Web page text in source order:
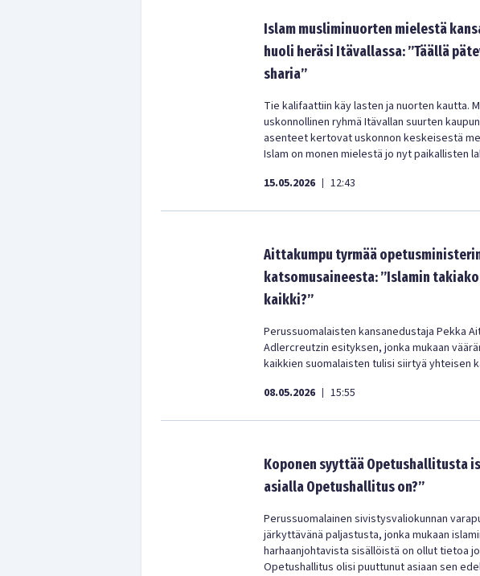
Islam musliminuorten mielestä
huoli heräsi Itävallassa: ”Täällä
sharia”
Tie kalifaattiin käy lasten ja nuorten kautta.
uskonnollinen ryhmä Itävallan suurten
asenteet kertovat uskonnon keskeisestä
Islam on monen mielestä jo nyt paikallisten
15.05.2026 | 12:43
Aittakumpu tyrmää
katsomusaineesta: ”Islamin
kaikki?”
Perussuomalaisten kansanedustaja Pekka
Adlercreutzin esityksen, jonka mukaan
kaikkien suomalaisten tulisi siirtyä yhteisen
08.05.2026 | 15:55
Koponen syyttää Opetushallitusta
asialla Opetushallitus on?”
Perussuomalainen sivistysvaliokunnan
järkyttävänä paljastusta, jonka mukaan
harhaanjohtavista sisällöistä on ollut tietoa
Opetushallitus olisi puuttunut asiaan sen